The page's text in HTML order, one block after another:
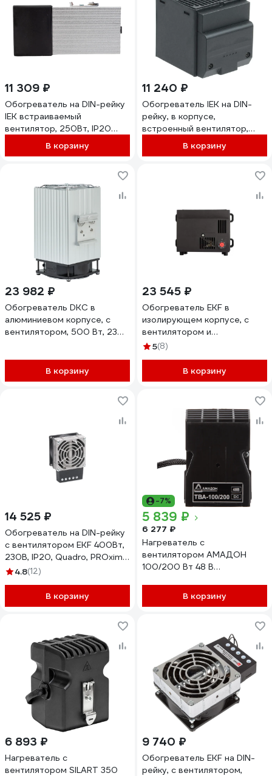
11 309 ₽
Обогреватель на DIN-рейку
IEK встраиваемый
вентилятор, 250Вт, IP20
YCE-HGL-250-20
В корзину
11 240 ₽
Обогреватель IEK на DIN-
рейку, в корпусе,
встроенный вентилятор,
250Вт, IP20 YCE-CSL-250-
В корзину
23 982 ₽
Обогреватель DKC в
алюминиевом корпусе, с
вентилятором, 500 Вт, 230
В корзину
23 545 ₽
Обогреватель EKF в
изолирующем корпусе, с
вентилятором и
термостатом, 1000Вт, 230В,
5(8)
В корзину
14 525 ₽
Обогреватель на DIN-рейку
с вентилятором EKF 400Вт,
230В, IP20, Quadro, PROxima
SQheater-vent-q-400-20
4.8(12)
В корзину
-7%
5 839 ₽
6 277 ₽
Нагреватель с
вентилятором АМАДОН
100/200 Вт 48 В
В корзину
6 893 ₽
Нагреватель с
вентилятором SILART 350
9 740 ₽
Обогреватель EKF на DIN-
рейку, с вентилятором,